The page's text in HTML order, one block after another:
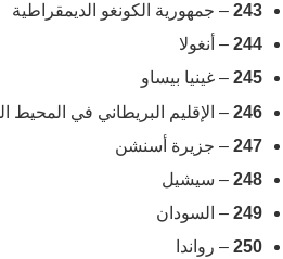
243 – جمهورية الكونغو الديمقراطية
244 – أنغولا
245 – غينيا بيساو
246 – الإقليم البريطاني في المحيط
247 – جزيرة أسنشن
248 – سيشيل
249 – السودان
250 – رواندا